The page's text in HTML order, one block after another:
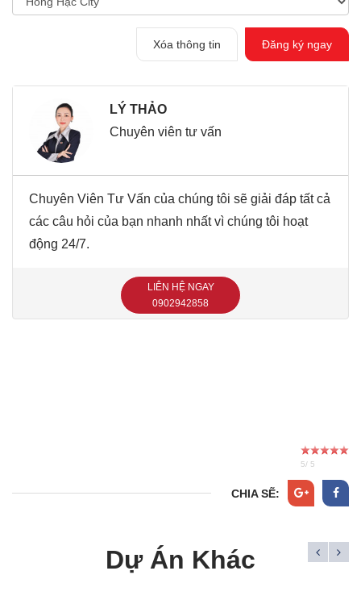
Xóa thông tin Đăng ký ngay
LÝ THẢO
Chuyên viên tư vấn
Chuyên Viên Tư Vấn của chúng tôi sẽ giải đáp tất cả
các câu hỏi của bạn nhanh nhất vì chúng tôi hoạt
động 24/7.
LIÊN HỆ NGAY
‭0902942858‬
5/ 5
CHIA SẼ:
Dự Án Khác